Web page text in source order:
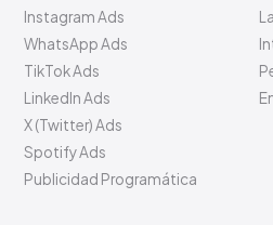
Instagram Ads
WhatsApp Ads
TikTok Ads
LinkedIn Ads
X (Twitter) Ads
Spotify Ads
Publicidad Programática